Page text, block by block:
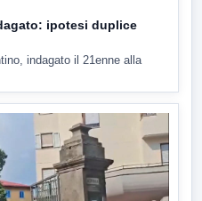
ipotesi duplice
indagato il 21enne alla